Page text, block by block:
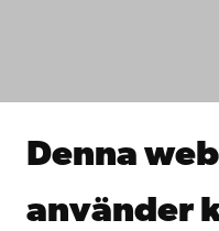
Denna
använder
Samarbeta med
Kontinuerligt
Gå med i Åbo